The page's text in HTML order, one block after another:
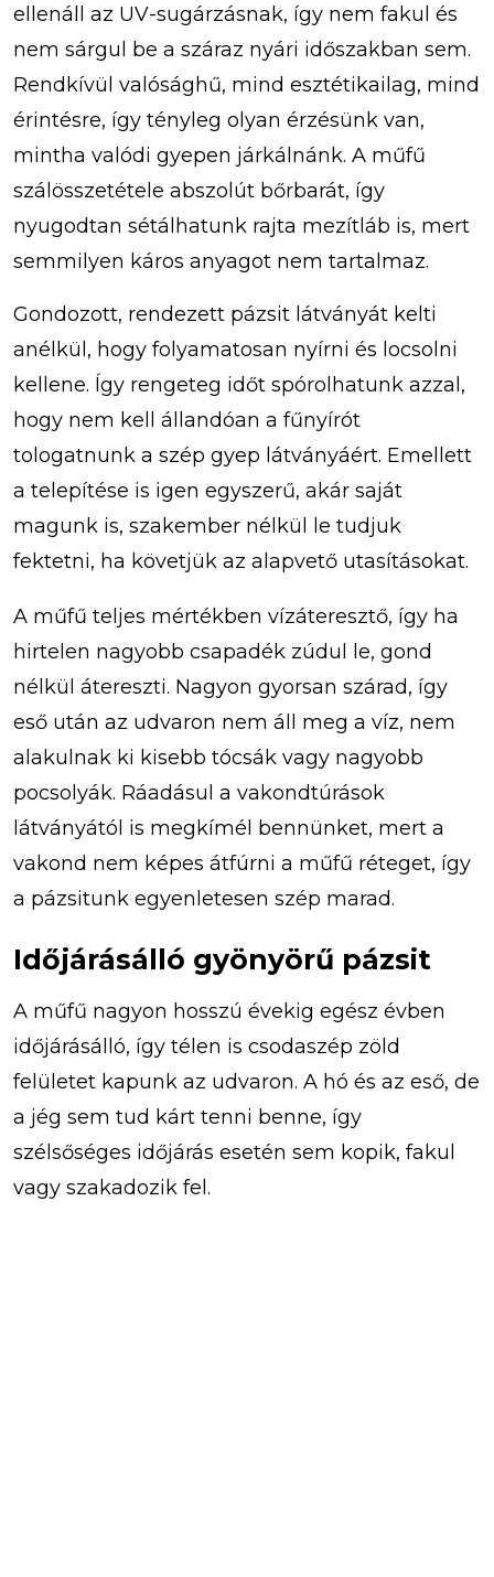
ellenáll az UV-sugárzásnak, így nem fakul és
nem sárgul be a száraz nyári időszakban sem.
Rendkívül valósághű, mind esztétikailag, mind
érintésre, így tényleg olyan érzésünk van,
mintha valódi gyepen járkálnánk. A műfű
szálösszetétele abszolút bőrbarát, így
nyugodtan sétálhatunk rajta mezítláb is, mert
semmilyen káros anyagot nem tartalmaz.
Gondozott, rendezett pázsit látványát kelti
anélkül, hogy folyamatosan nyírni és locsolni
kellene. Így rengeteg időt spórolhatunk azzal,
hogy nem kell állandóan a fűnyírót
tologatnunk a szép gyep látványáért. Emellett
a telepítése is igen egyszerű, akár saját
magunk is, szakember nélkül le tudjuk
fektetni, ha követjük az alapvető utasításokat.
A műfű teljes mértékben vízáteresztő, így ha
hirtelen nagyobb csapadék zúdul le, gond
nélkül átereszti. Nagyon gyorsan szárad, így
eső után az udvaron nem áll meg a víz, nem
alakulnak ki kisebb tócsák vagy nagyobb
pocsolyák. Ráadásul a vakondtúrások
látványától is megkímél bennünket, mert a
vakond nem képes átfúrni a műfű réteget, így
a pázsitunk egyenletesen szép marad.
Időjárásálló gyönyörű pázsit
A műfű nagyon hosszú évekig egész évben
időjárásálló, így télen is csodaszép zöld
felületet kapunk az udvaron. A hó és az eső, de
a jég sem tud kárt tenni benne, így
szélsőséges időjárás esetén sem kopik, fakul
vagy szakadozik fel.